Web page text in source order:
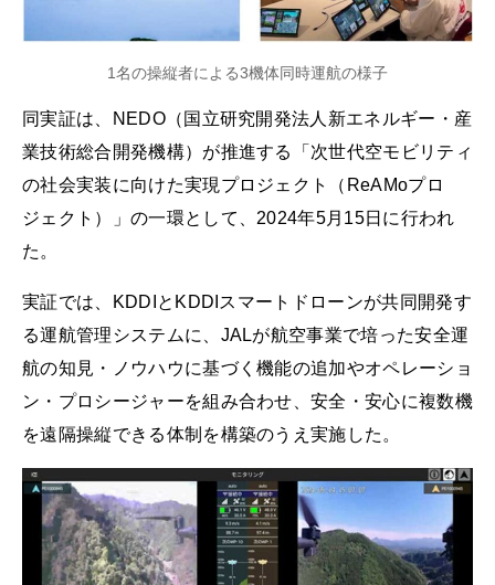
1名の操縦者による3機体同時運航の様子
同実証は、NEDO（国立研究開発法人新エネルギー・産
業技術総合開発機構）が推進する「次世代空モビリティ
の社会実装に向けた実現プロジェクト（ReAMoプロ
ジェクト）」の一環として、2024年5月15日に行われ
た。
実証では、KDDIとKDDIスマートドローンが共同開発す
る運航管理システムに、JALが航空事業で培った安全運
航の知見・ノウハウに基づく機能の追加やオペレーショ
ン・プロシージャーを組み合わせ、安全・安心に複数機
を遠隔操縦できる体制を構築のうえ実施した。